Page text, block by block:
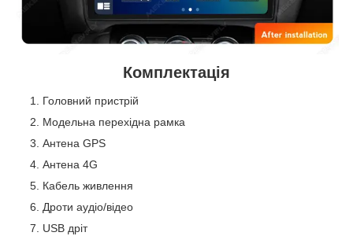
Комплектація
Головний пристрій
Модельна перехідна рамка
Антена GPS
Антена 4G
Кабель живлення
Дроти аудіо/відео
USB дріт